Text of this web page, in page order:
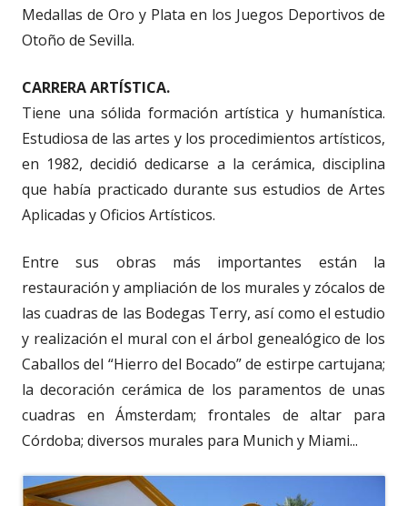
Medallas de Oro y Plata en los Juegos Deportivos de
Otoño de Sevilla.
CARRERA ARTÍSTICA.
Tiene una sólida formación artística y humanística.
Estudiosa de las artes y los procedimientos artísticos,
en 1982, decidió dedicarse a la cerámica, disciplina
que había practicado durante sus estudios de Artes
Aplicadas y Oficios Artísticos.
Entre sus obras más importantes están la
restauración y ampliación de los murales y zócalos de
las cuadras de las Bodegas Terry, así como el estudio
y realización el mural con el árbol genealógico de los
Caballos del “Hierro del Bocado” de estirpe cartujana;
la decoración cerámica de los paramentos de unas
cuadras en Ámsterdam; frontales de altar para
Córdoba; diversos murales para Munich y Miami...